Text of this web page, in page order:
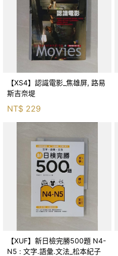
【XS4】認識電影_焦雄屏, 路易
斯吉奈堤
NT$ 229
【XUF】新日檢完勝500題 N4-
N5 : 文字.語彙.文法_松本紀子